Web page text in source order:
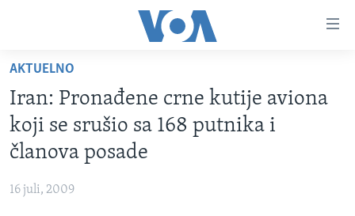
glavni
sadržaj
Pređi
na
glavnu
Idi
FOTOGRAFIJE DANA
SJEDINJENE AMERIČKE DRŽAVE
NAUKA I TEHNOLOGIJA
AKTUELNO
Iran: Pronađene crne kutije aviona
koji se srušio sa 168 putnika i
članova posade
16 juli, 2009